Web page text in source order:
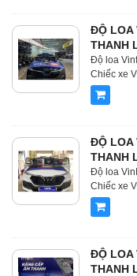
ĐỘ LOA
THANH
Độ loa
Chiếc xe
ĐỘ LOA
THANH
Độ loa
Chiếc xe
ĐỘ LOA
THANH